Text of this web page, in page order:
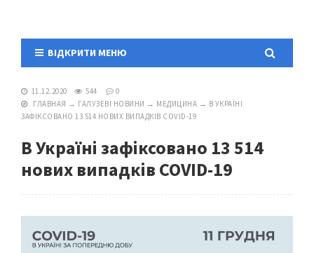
ВІДКРИТИ МЕНЮ
11.12.2020 544
0
ГЛАВНАЯ → ГАЛУЗЕВІ НОВИНИ → МЕДИЦИНА → В УКРАЇНІ
ЗАФІКСОВАНО 13 514 НОВИХ ВИПАДКІВ COVID-19
В Україні зафіксовано 13 514
нових випадків COVID-19